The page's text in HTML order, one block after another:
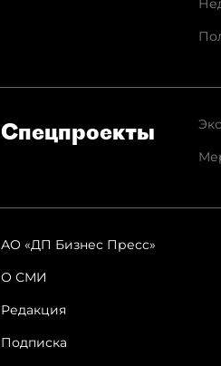
Спец­проекты
АО «ДП Бизнес Пресс»
О СМИ
Редакция
Подписка